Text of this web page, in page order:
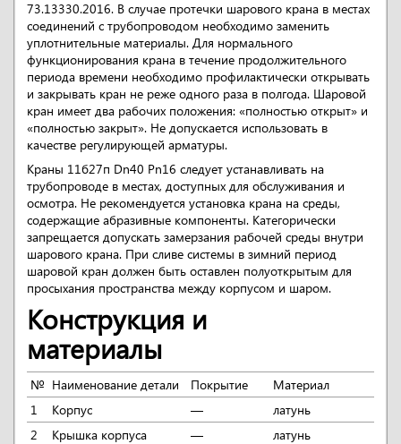
73.13330.2016. В случае протечки шарового крана в местах
соединений с трубопроводом необходимо заменить
уплотнительные материалы. Для нормального
функционирования крана в течение продолжительного
периода времени необходимо профилактически открывать
и закрывать кран не реже одного раза в полгода. Шаровой
кран имеет два рабочих положения: «полностью открыт» и
«полностью закрыт». Не допускается использовать в
качестве регулирующей арматуры.
Краны 11б27п Dn40 Pn16 следует устанавливать на
трубопроводе в местах, доступных для обслуживания и
осмотра. Не рекомендуется установка крана на среды,
содержащие абразивные компоненты. Категорически
запрещается допускать замерзания рабочей среды внутри
шарового крана. При сливе системы в зимний период
шаровой кран должен быть оставлен полуоткрытым для
просыхания пространства между корпусом и шаром.
Конструкция и
материалы
№ Наименование детали Покрытие
Материал
1
Корпус —
латунь
2
Крышка корпуса —
латунь